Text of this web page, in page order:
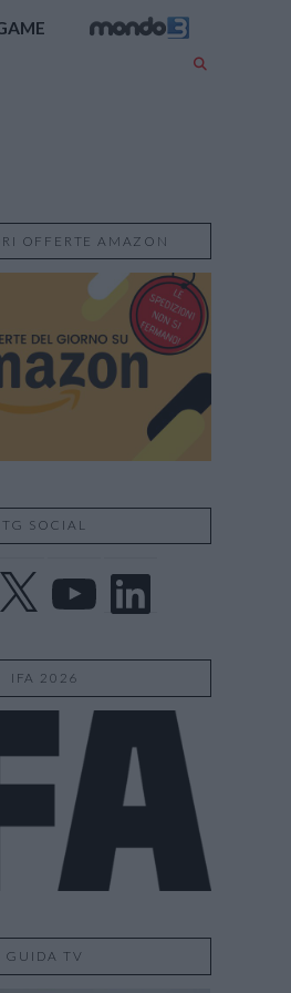
OFFERTE AMAZON
TG SOCIAL
YouTube LinkedIn
IFA 2026
GUIDA TV